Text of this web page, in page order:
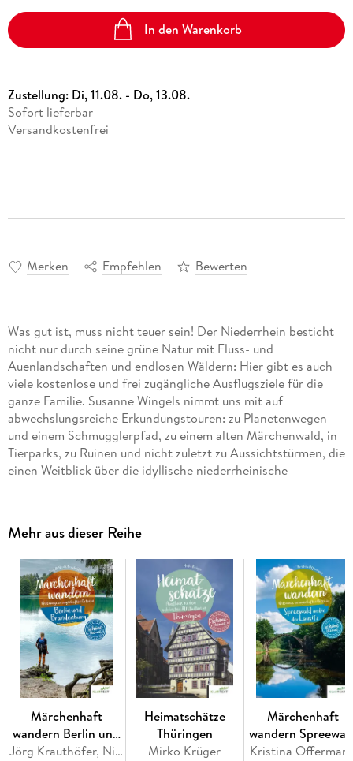
In den Warenkorb
Zustellung: Di, 11.08. - Do, 13.08.
Sofort lieferbar
Versandkostenfrei
Merken Empfehlen Bewerten
Was gut ist, muss nicht teuer sein! Der Niederrhein besticht
nicht nur durch seine grüne Natur mit Fluss- und
Auenlandschaften und endlosen Wäldern: Hier gibt es auch
viele kostenlose und frei zugängliche Ausflugsziele für die
ganze Familie. Susanne Wingels nimmt uns mit auf
abwechslungsreiche Erkundungstouren: zu Planetenwegen
und einem Schmugglerpfad, zu einem alten Märchenwald, in
Tierparks, zu Ruinen und nicht zuletzt zu Aussichtstürmen, die
einen Weitblick über die idyllische niederrheinische
öffentlichen Raum sorgen dafür, dass am Niederrhein niemals
Langeweile aufkommt auch wenn das Portemonnaie zuhause
bleibt. Ergänzt wird der Band durch praktische Tipps rund um
einen gelungenen Ausflug
Mehr aus dieser Reihe
Märchenhaft
wandern Berlin und
Brandenburg
Jörg Krauthöfer, Nicole Krauthöfer
Heimatschätze
Thüringen
Mirko Krüger
Märchenhaft
wandern
und Lausitz
Kristina